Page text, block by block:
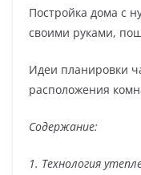
Постройка дома с
своими руками,
Идеи планировки
расположения
Содержание:
1. Технология